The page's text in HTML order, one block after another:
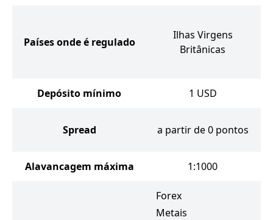
Países onde é regulado
Ilhas Virgens
Britânicas
Depósito mínimo 1 USD
Spread a partir de 0 pontos
Alavancagem máxima 1:1000
Forex
Metais